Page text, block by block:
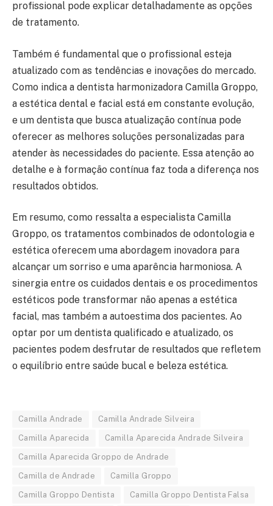
profissional pode explicar detalhadamente as opções
de tratamento.
Também é fundamental que o profissional esteja
atualizado com as tendências e inovações do mercado.
Como indica a dentista harmonizadora Camilla Groppo,
a estética dental e facial está em constante evolução,
e um dentista que busca atualização contínua pode
oferecer as melhores soluções personalizadas para
atender às necessidades do paciente. Essa atenção ao
detalhe e à formação contínua faz toda a diferença nos
resultados obtidos.
Em resumo, como ressalta a especialista Camilla
Groppo, os tratamentos combinados de odontologia e
estética oferecem uma abordagem inovadora para
alcançar um sorriso e uma aparência harmoniosa. A
sinergia entre os cuidados dentais e os procedimentos
estéticos pode transformar não apenas a estética
facial, mas também a autoestima dos pacientes. Ao
optar por um dentista qualificado e atualizado, os
pacientes podem desfrutar de resultados que refletem
o equilíbrio entre saúde bucal e beleza estética.
Camilla Andrade Camilla Andrade Silveira
Camilla Aparecida Camilla Aparecida Andrade Silveira
Camilla Aparecida Groppo de Andrade
Camilla de Andrade Camilla Groppo
Camilla Groppo Dentista Camilla Groppo Dentista Falsa